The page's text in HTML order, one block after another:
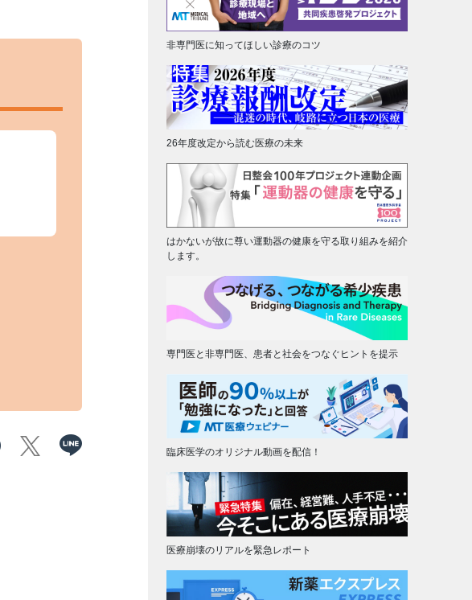
非専門医に知ってほしい診療のコツ
26年度改定から読む医療の未来
はかないが故に尊い運動器の健康を守る取り組みを紹介
します。
専門医と非専門医、患者と社会をつなぐヒントを提示
臨床医学のオリジナル動画を配信！
医療崩壊のリアルを緊急レポート